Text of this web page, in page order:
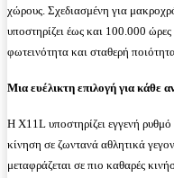
χώρους. Σχεδιασμένη για
υποστηρίζει έως και 100.000 ώρες
φωτεινότητα και σταθερή
Μια ευέλικτη επιλογή για κάθε
Η X11L υποστηρίζει εγγενή
κίνηση σε ζωντανά αθλητικά
μεταφράζεται σε πιο καθαρές